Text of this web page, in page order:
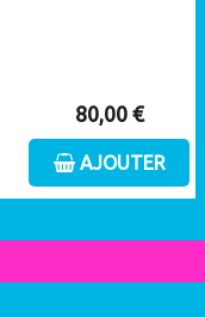
80,00 €
AJOUTER